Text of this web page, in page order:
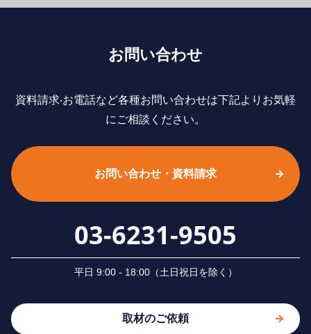
お問い合わせ
資料請求‧お電話など各種お問い合わせは下記よりお気軽
にご相談ください。
お問い合わせ・資料請求
03-6231-9505
平⽇ 9:00 - 18:00（⼟⽇祝⽇を除く）
取材のご依頼